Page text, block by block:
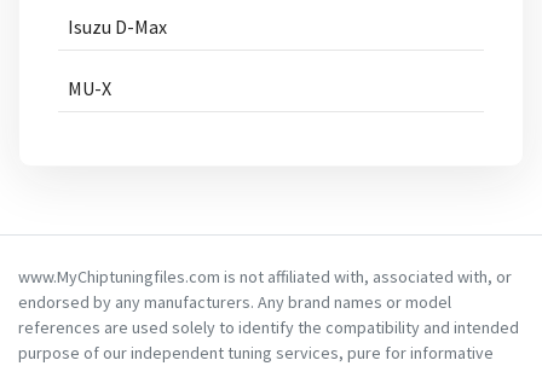
Isuzu D-Max
MU-X
www.MyChiptuningfiles.com is not affiliated with, associated with, or
endorsed by any manufacturers. Any brand names or model
references are used solely to identify the compatibility and intended
purpose of our independent tuning services, pure for informative